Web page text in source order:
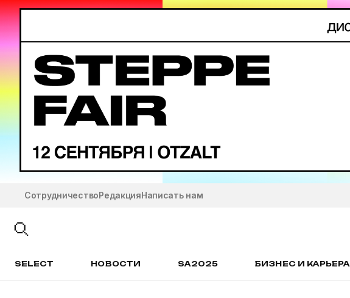
СотрудничествоРедакцияНаписать нам
SELECT НОВОСТИ SA2025 БИЗНЕС И КАРЬЕРА